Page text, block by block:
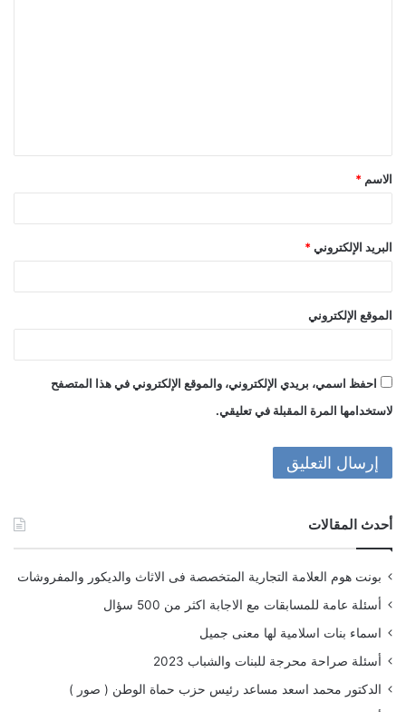
ق
*
الاسم *
البريد الإلكتروني *
الموقع الإلكتروني
احفظ اسمي، بريدي الإلكتروني، والموقع الإلكتروني في هذا المتصفح
لاستخدامها المرة المقبلة في تعليقي.
أحدث المقالات
بونت هوم العلامة التجارية المتخصصة فى الاثاث والديكور والمفروشات
أسئلة عامة للمسابقات مع الاجابة اكثر من 500 سؤال
اسماء بنات اسلامية لها معنى جميل
أسئلة صراحة محرجة للبنات والشباب 2023
الدكتور محمد اسعد مساعد رئيس حزب حماة الوطن ( صور )